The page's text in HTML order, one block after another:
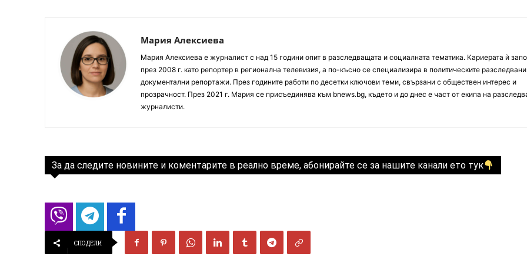
Мария Алексиева
Мария Алексиева е журналист с над 15 години опит в разследващата и социалната тематика. Кариерата ѝ
през 2008 г. като репортер в регионална телевизия, а по-късно се специализира в политическите
документални репортажи. През годините работи по десетки ключови теми, свързани с обществен интерес и
прозрачност. През 2021 г. Мария се присъединява към bnews.bg, където и до днес е част от екипа на
журналисти.
За да следите новините и коментарите в реално време, абонирайте се за нашите канали ето тук
СПОДЕЛИ